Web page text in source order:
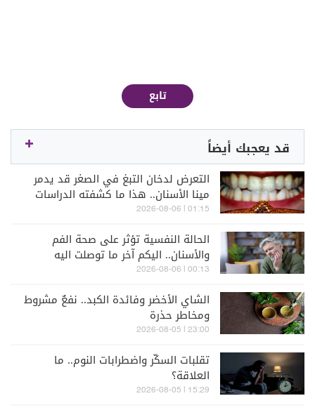
تابع
قد يعجبك أيضاً
التعرض لدخان التبغ في الصغر قد يدمر
مينا الأسنان.. هذا ما كشفته الدراسات
01:15 | 2026-08-06
الحالة النفسية تؤثر على صحة الفم
والأسنان.. اليكم آخر ما توصلت اليه
الدراسات
00:13 | 2026-08-06
الشاي الأخضر وفائدة الكبد.. نفعٌ مشروط
ومخاطر حذرة
23:00 | 2026-08-05
تقلبات السكّر واضطرابات النوم.. ما
العلاقة؟
15:29 | 2026-08-05